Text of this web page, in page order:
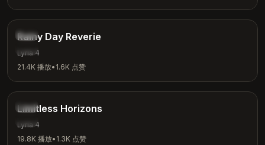
氛围
Rainy Day Reverie
Lyria 4
21.4K 播放• 1.6K 点赞
鼓舞
Limitless Horizons
Lyria 4
19.8K 播放• 1.3K 点赞